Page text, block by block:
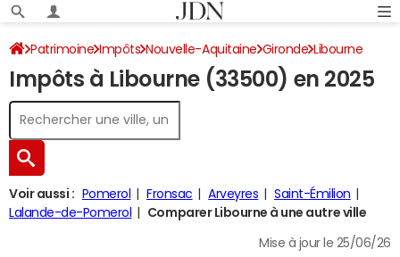
Patrimoine Impôts Nouvelle-Aquitaine Gironde Libourne
Impôt sur le revenu
Impôts à Libourne (33500) en 2025
Voir aussi : Pomerol Fronsac Arveyres
Saint-Émilion
Lalande-de-Pomerol
Comparer Libourne à une autre ville
Mise à jour le 25/06/26